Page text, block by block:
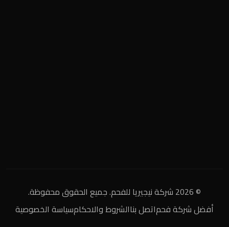
© 2026 شركة نيجيريا للفحم. جميع الحقوق محفوظة.
أفضل شركة فحماتصل بناالشروط والاحكامسياسة الخصوصية